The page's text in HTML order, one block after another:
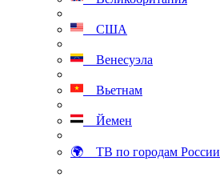
США
Венесуэла
Вьетнам
Йемен
🌍 ТВ по городам России